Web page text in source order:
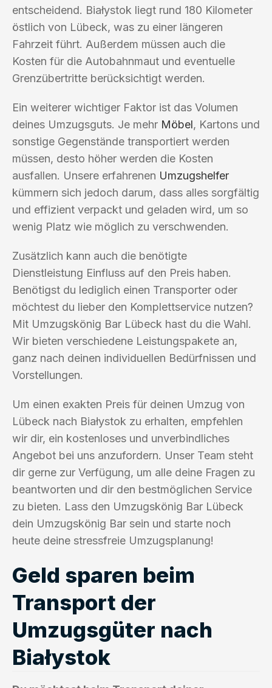
entscheidend. Białystok liegt rund 180 Kilometer
östlich von Lübeck, was zu einer längeren
Fahrzeit führt. Außerdem müssen auch die
Kosten für die Autobahnmaut und eventuelle
Grenzübertritte berücksichtigt werden.
Ein weiterer wichtiger Faktor ist das Volumen
deines Umzugsguts. Je mehr Möbel, Kartons und
sonstige Gegenstände transportiert werden
müssen, desto höher werden die Kosten
ausfallen. Unsere erfahrenen Umzugshelfer
kümmern sich jedoch darum, dass alles sorgfältig
und effizient verpackt und geladen wird, um so
wenig Platz wie möglich zu verschwenden.
Zusätzlich kann auch die benötigte
Dienstleistung Einfluss auf den Preis haben.
Benötigst du lediglich einen Transporter oder
möchtest du lieber den Komplettservice nutzen?
Mit Umzugskönig Bar Lübeck hast du die Wahl.
Wir bieten verschiedene Leistungspakete an,
ganz nach deinen individuellen Bedürfnissen und
Vorstellungen.
Um einen exakten Preis für deinen Umzug von
Lübeck nach Białystok zu erhalten, empfehlen
wir dir, ein kostenloses und unverbindliches
Angebot bei uns anzufordern. Unser Team steht
dir gerne zur Verfügung, um alle deine Fragen zu
beantworten und dir den bestmöglichen Service
zu bieten. Lass den Umzugskönig Bar Lübeck
dein Umzugskönig Bar sein und starte noch
heute deine stressfreie Umzugsplanung!
Geld sparen beim
Transport der
Umzugsgüter nach
Białystok